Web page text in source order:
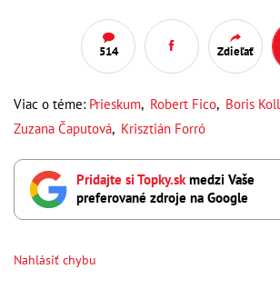
514 Zdieľať
Viac o téme: Prieskum, Robert Fico, Boris
Zuzana Čaputová, Krisztián Forró
Pridajte si Topky.skmedzi Vaše
preferované zdroje na Google
Nahlásiť chybu